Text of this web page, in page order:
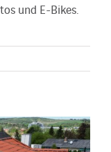
und E-Bikes.